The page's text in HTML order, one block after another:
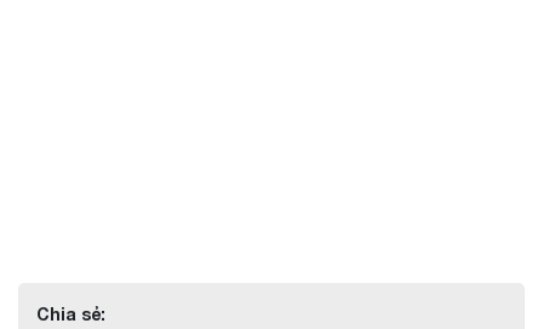
Chia sẻ: